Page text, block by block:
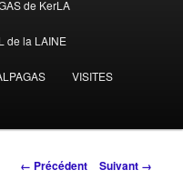
de KerLA
de la LAINE
VISITES
Navigation
← Précédent Suivant →